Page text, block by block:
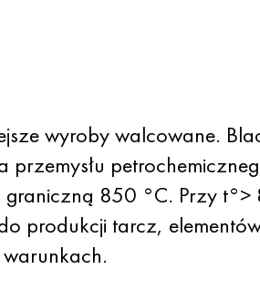
wyroby walcowane.
850 °C. Przy t°>
produkcji tarcz,